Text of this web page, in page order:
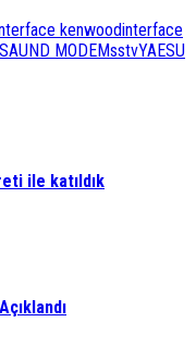
kenwoodinterface
SAUND MODEMsstvYAESU
ile katıldık